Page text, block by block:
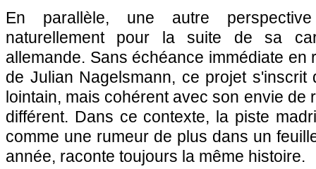
En parallèle, une autre
naturellement pour la suite de sa
allemande. Sans échéance immédiate en
de Julian Nagelsmann, ce projet s'inscrit
lointain, mais cohérent avec son envie de
différent. Dans ce contexte, la piste
comme une rumeur de plus dans un
année, raconte toujours la même histoire.